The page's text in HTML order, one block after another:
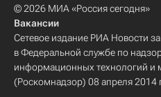
© 2026 МИА «Россия сегодня»
Вакансии
Сетевое издание РИА Новости
в Федеральной службе по
информационных технологий и
(Роскомнадзор) 08 апреля 2014